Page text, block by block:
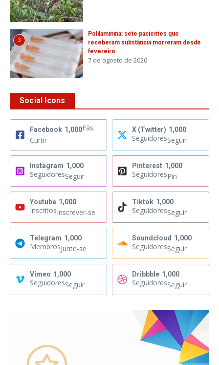
3
Polilaminina: sete pacientes que
receberam substância morreram desde
fevereiro
7 de agosto de 2026
Social Icons
Facebook 1,000Fãs
Curtir
X (Twitter) 1,000
SeguidoresSeguir
Instagram 1,000
SeguidoresSeguir
Pinterest 1,000
SeguidoresPin
Youtube 1,000
InscritosInscrever-se
Tiktok 1,000
SeguidoresSeguir
Telegram 1,000
MembrosJunte-se
Soundcloud 1,000
SeguidoresSeguir
Vimeo 1,000
SeguidoresSeguir
Dribbble 1,000
SeguidoresSeguir